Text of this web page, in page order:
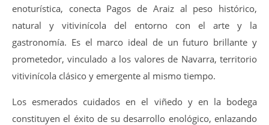
enoturística, conecta Pagos de Araiz al peso histórico,
natural y vitivinícola del entorno con el arte y la
gastronomía. Es el marco ideal de un futuro brillante y
prometedor, vinculado a los valores de Navarra, territorio
vitivinícola clásico y emergente al mismo tiempo.
Los esmerados cuidados en el viñedo y en la bodega
constituyen el éxito de su desarrollo enológico, enlazando